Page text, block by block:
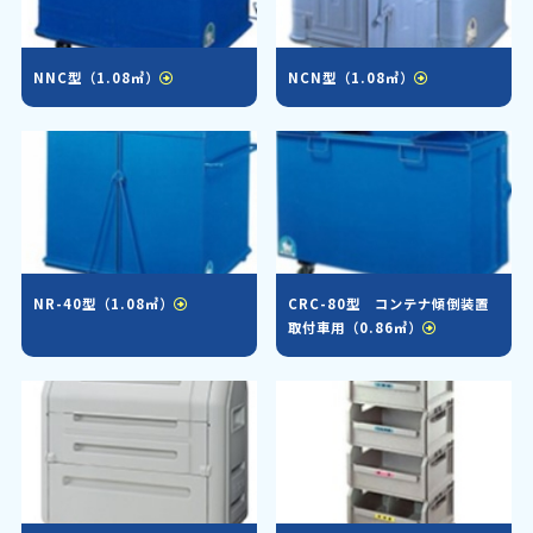
NNC型（1.08㎥） NCN型（1.08㎥）
NR-40型（1.08㎥）
CRC-80型 コンテナ傾倒装置
取付車用（0.86㎥）